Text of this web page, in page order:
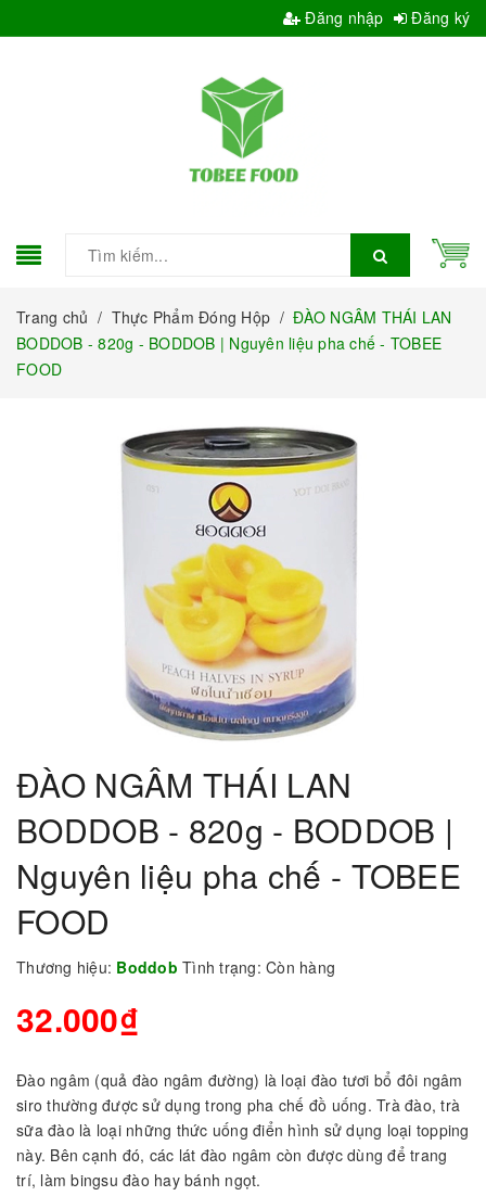
Đăng nhập Đăng ký
Trang chủ / Thực Phẩm Đóng Hộp / ĐÀO NGÂM THÁI LAN
BODDOB - 820g - BODDOB | Nguyên liệu pha chế - TOBEE
FOOD
ĐÀO NGÂM THÁI LAN
BODDOB - 820g - BODDOB |
Nguyên liệu pha chế - TOBEE
FOOD
Thương hiệu: Boddob Tình trạng: Còn hàng
32.000₫
Đào ngâm (quả đào ngâm đường) là loại đào tươi bổ đôi ngâm
siro thường được sử dụng trong pha chế đồ uống. Trà đào, trà
sữa đào là loại những thức uống điển hình sử dụng loại topping
này. Bên cạnh đó, các lát đào ngâm còn được dùng để trang
trí, làm bingsu đào hay bánh ngọt.